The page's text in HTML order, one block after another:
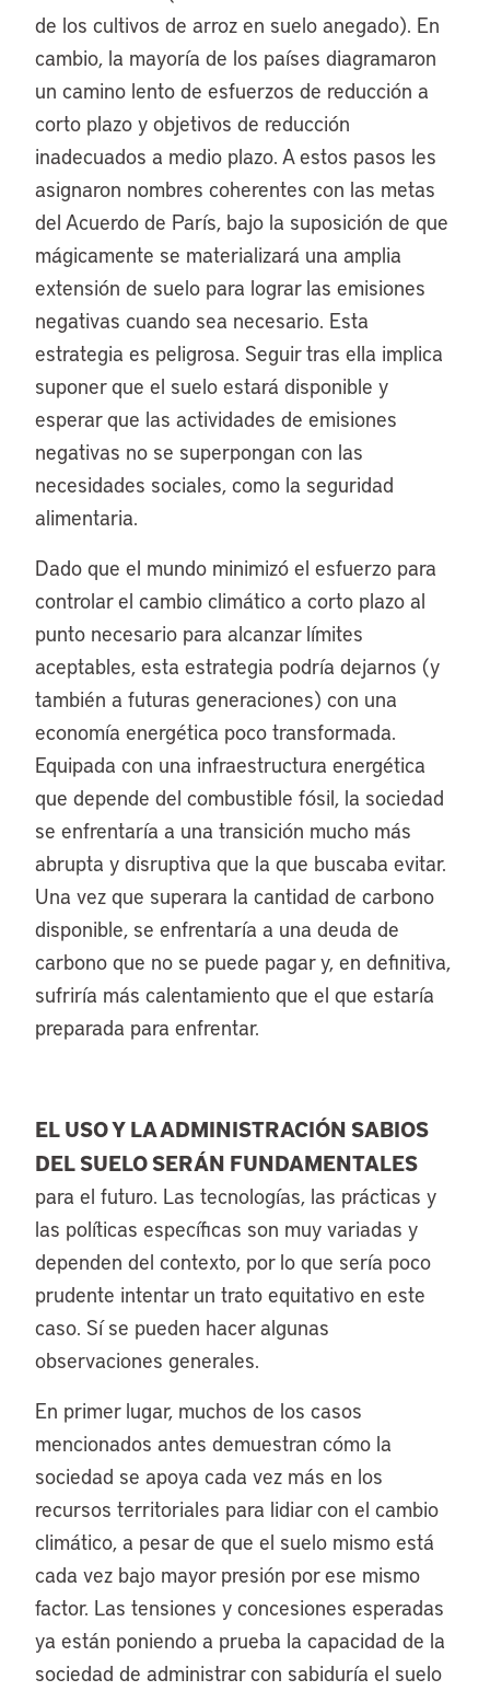
de los cultivos de arroz en suelo anegado). En
cambio, la mayoría de los países diagramaron
un camino lento de esfuerzos de reducción a
corto plazo y objetivos de reducción
inadecuados a medio plazo. A estos pasos les
asignaron nombres coherentes con las metas
del Acuerdo de París, bajo la suposición de que
mágicamente se materializará una amplia
extensión de suelo para lograr las emisiones
negativas cuando sea necesario. Esta
estrategia es peligrosa. Seguir tras ella implica
suponer que el suelo estará disponible y
esperar que las actividades de emisiones
negativas no se superpongan con las
necesidades sociales, como la seguridad
alimentaria.
Dado que el mundo minimizó el esfuerzo para
controlar el cambio climático a corto plazo al
punto necesario para alcanzar límites
aceptables, esta estrategia podría dejarnos (y
también a futuras generaciones) con una
economía energética poco transformada.
Equipada con una infraestructura energética
que depende del combustible fósil, la sociedad
se enfrentaría a una transición mucho más
abrupta y disruptiva que la que buscaba evitar.
Una vez que superara la cantidad de carbono
disponible, se enfrentaría a una deuda de
carbono que no se puede pagar y, en definitiva,
sufriría más calentamiento que el que estaría
preparada para enfrentar.
EL USO Y LA ADMINISTRACIÓN SABIOS
DEL SUELO SERÁN FUNDAMENTALES
para el futuro. Las tecnologías, las prácticas y
las políticas específicas son muy variadas y
dependen del contexto, por lo que sería poco
prudente intentar un trato equitativo en este
caso. Sí se pueden hacer algunas
observaciones generales.
En primer lugar, muchos de los casos
mencionados antes demuestran cómo la
sociedad se apoya cada vez más en los
recursos territoriales para lidiar con el cambio
climático, a pesar de que el suelo mismo está
cada vez bajo mayor presión por ese mismo
factor. Las tensiones y concesiones esperadas
ya están poniendo a prueba la capacidad de la
sociedad de administrar con sabiduría el suelo